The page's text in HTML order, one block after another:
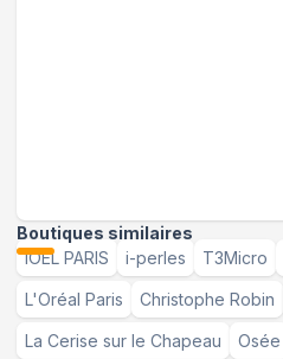
Boutiques similaires
IOEL PARIS
i-perles T3Micro
L'Oréal Paris Christophe Robin
La Cerise sur le Chapeau Osée